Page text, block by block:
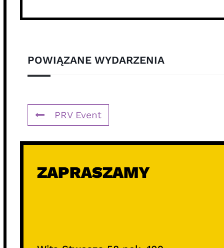
POWIĄZANE WYDARZENIA
PRV Event
ZAPRASZAMY